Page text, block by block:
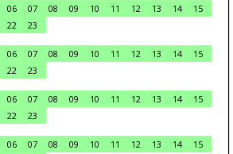
06 07 08 09 10 11 12 13 14
15
22
23
06 07 08 09 10 11 12 13 14
15
22
23
06 07 08 09 10 11 12 13 14
15
22
23
06 07 08 09 10 11 12 13 14
15